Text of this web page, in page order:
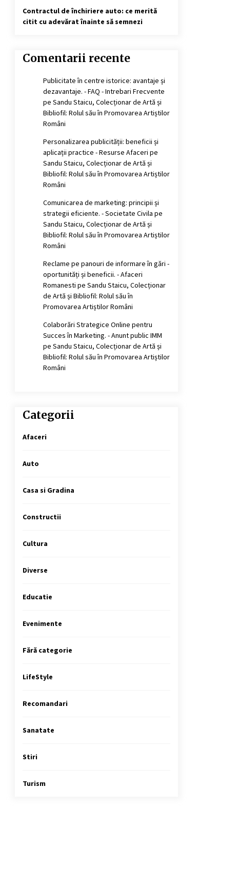
Contractul de închiriere auto: ce merită
citit cu adevărat înainte să semnezi
Comentarii recente
Publicitate în centre istorice: avantaje și
dezavantaje. - FAQ - Intrebari Frecvente
pe Sandu Staicu, Colecționar de Artă și
Bibliofil: Rolul său în Promovarea Artiștilor
Români
Personalizarea publicității: beneficii și
aplicații practice - Resurse Afaceri pe
Sandu Staicu, Colecționar de Artă și
Bibliofil: Rolul său în Promovarea Artiștilor
Români
Comunicarea de marketing: principii și
strategii eficiente. - Societate Civila pe
Sandu Staicu, Colecționar de Artă și
Bibliofil: Rolul său în Promovarea Artiștilor
Români
Reclame pe panouri de informare în gări -
oportunități și beneficii. - Afaceri
Romanesti pe Sandu Staicu, Colecționar
de Artă și Bibliofil: Rolul său în
Promovarea Artiștilor Români
Colaborări Strategice Online pentru
Succes în Marketing. - Anunt public IMM
pe Sandu Staicu, Colecționar de Artă și
Bibliofil: Rolul său în Promovarea Artiștilor
Români
Categorii
Afaceri
Auto
Casa si Gradina
Constructii
Cultura
Diverse
Educatie
Evenimente
Fără categorie
LifeStyle
Recomandari
Sanatate
Stiri
Turism